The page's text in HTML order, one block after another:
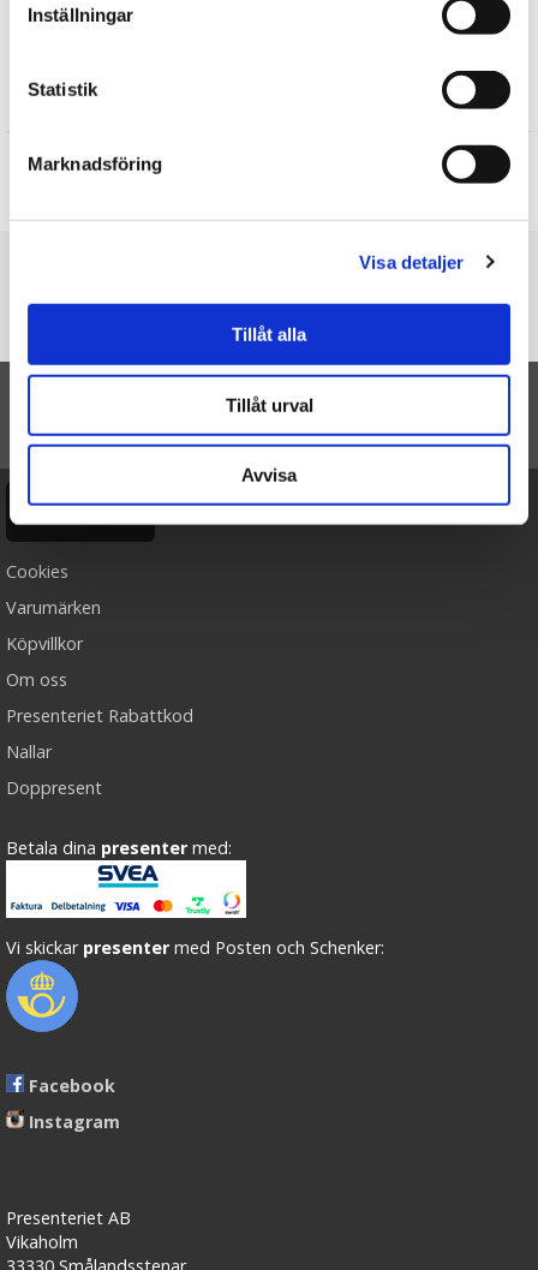
Inställningar
Statistik
Marknadsföring
Visa detaljer
Tillåt alla
Tillåt urval
Avvisa
TILL TOPPEN
Ångra köp
Cookies
Varumärken
Köpvillkor
Om oss
Presenteriet Rabattkod
Nallar
Doppresent
Betala dina presenter med:
Vi skickar presenter med Posten och Schenker:
Facebook
Instagram
Presenteriet AB
Vikaholm